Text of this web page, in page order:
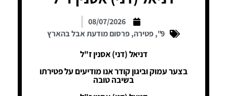
08/07/2026
9"
,פטירה,פרסום מודעת אבל בהארץ
דניאל (דני) אסנין ז"ל
בצער עמוק וביגון קודר אנו מודיעים על פטירתו
בשיבה טובה